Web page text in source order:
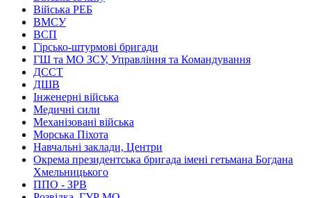
Війська РЕБ
ВМСУ
ВСП
Гірсько-штурмові бригади
ГШ та МО ЗСУ, Управління та Командування
ДССТ
ДШВ
Інженерні війська
Медичні сили
Механізовані війська
Морська Піхота
Навчальні заклади, Центри
Окрема президентська бригада імені гетьмана Богдана
Хмельницького
ППО - ЗРВ